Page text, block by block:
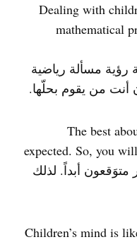
.Dealing with
mathematical
رؤية مسألة رياضية
من يقوم بحلّها.
.The best
expected. So, you
أبداً. لذلك
.Children’s mind is